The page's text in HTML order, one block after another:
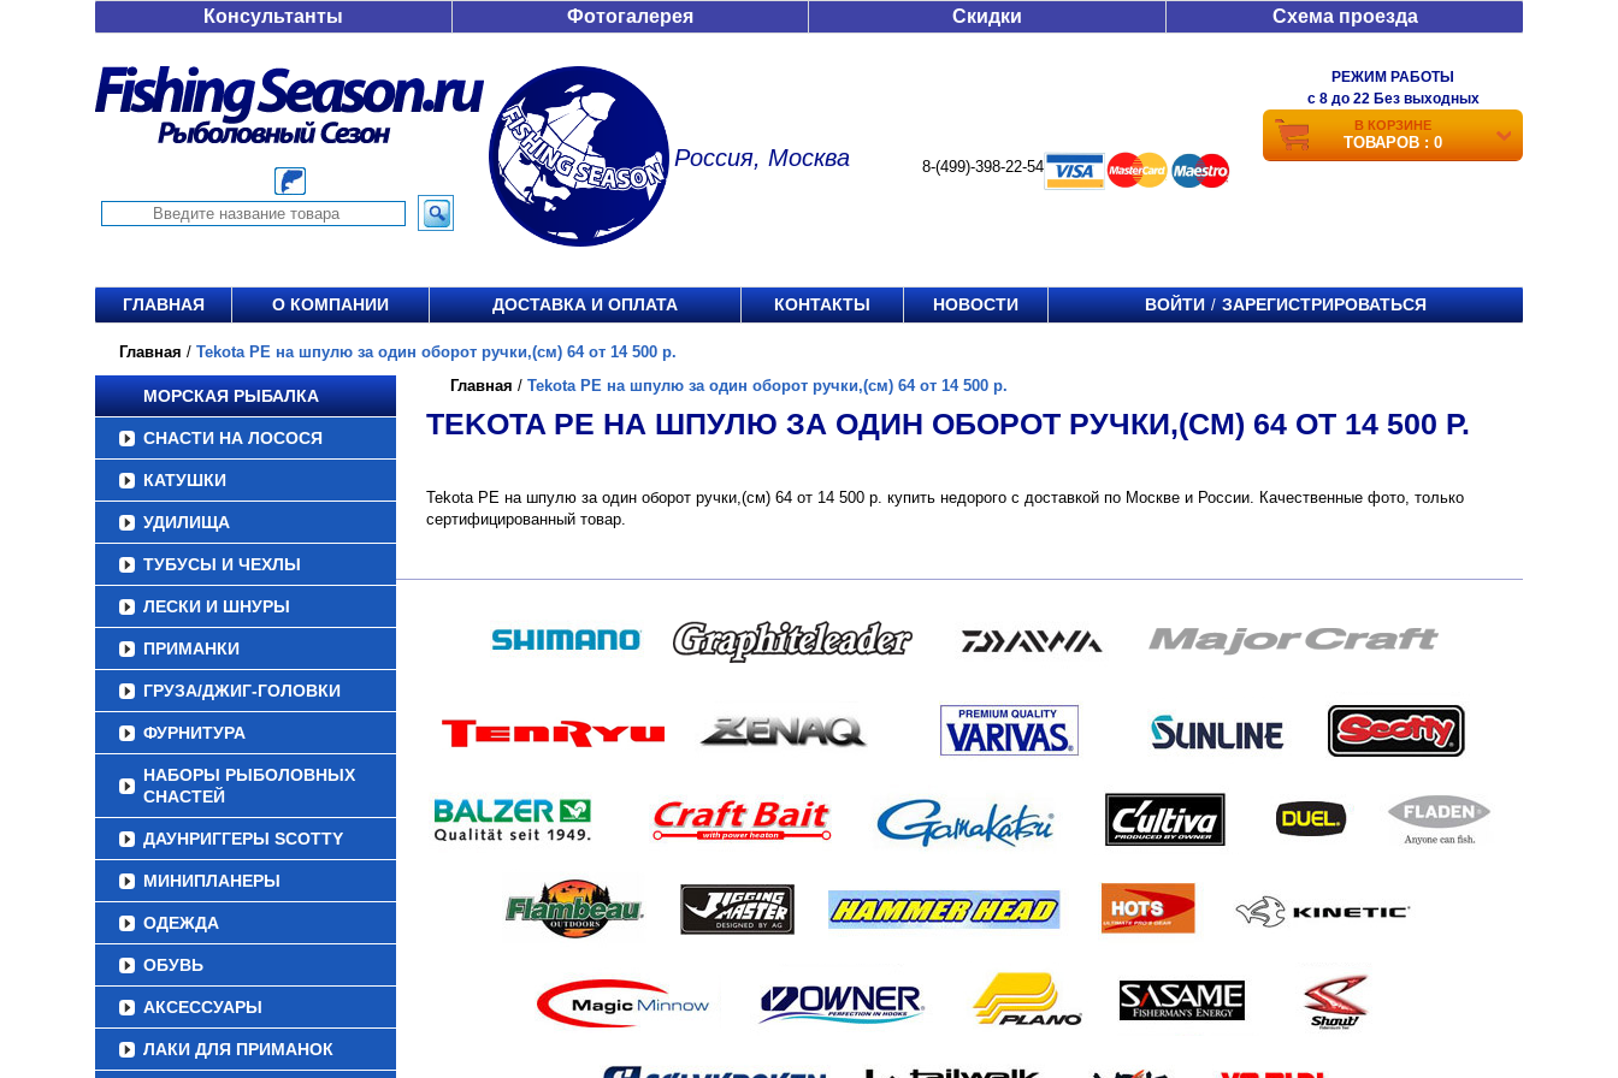
Консультанты Фотогалерея Скидки Схема проезда
Россия, Москва 8-(499)-398-22-54
РЕЖИМ РАБОТЫ
c 8 до 22 Без выходных
В КОРЗИНЕ
ТОВАРОВ : 0
ГЛАВНАЯ О КОМПАНИИ ДОСТАВКА И ОПЛАТА КОНТАКТЫ НОВОСТИ ВОЙТИ / ЗАРЕГИСТРИРОВАТЬСЯ
Главная / Tekota PE на шпулю за один оборот ручки,(см) 64 от 14 500 р.
МОРСКАЯ РЫБАЛКА
СНАСТИ НА ЛОСОСЯ
КАТУШКИ
УДИЛИЩА
ТУБУСЫ И ЧЕХЛЫ
ЛЕСКИ И ШНУРЫ
ПРИМАНКИ
ГРУЗА/ДЖИГ-ГОЛОВКИ
ФУРНИТУРА
НАБОРЫ РЫБОЛОВНЫХ
СНАСТЕЙ
ДАУНРИГГЕРЫ SCOTTY
МИНИПЛАНЕРЫ
ОДЕЖДА
ОБУВЬ
АКСЕССУАРЫ
ЛАКИ ДЛЯ ПРИМАНОК
Главная / Tekota PE на шпулю за один оборот ручки,(см) 64 от 14 500 р.
TEKOTA PE НА ШПУЛЮ ЗА ОДИН ОБОРОТ РУЧКИ,(СМ) 64 ОТ 14 500 Р.
Tekota PE на шпулю за один оборот ручки,(см) 64 от 14 500 р. купить недорого с доставкой по Москве и России. Качественные фото, только
сертифицированный товар.